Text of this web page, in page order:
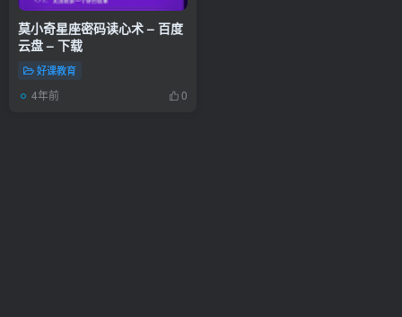
莫小奇星座密码读心术 – 百度
云盘 – 下载
好课教育
4年前 0